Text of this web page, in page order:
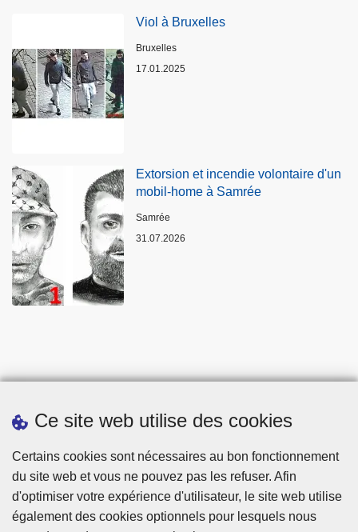
Ce site web utilise des cookies
Certains cookies sont nécessaires au bon fonctionnement
du site web et vous ne pouvez pas les refuser. Afin
d'optimiser votre expérience d'utilisateur, le site web utilise
également des cookies optionnels pour lesquels nous
Viol à Bruxelles
Lieux
Bruxelles
17.01.2025
Extorsion et incendie volontaire d'un
mobil-home à Samrée
Lieux
Samrée
31.07.2026
Statistiques